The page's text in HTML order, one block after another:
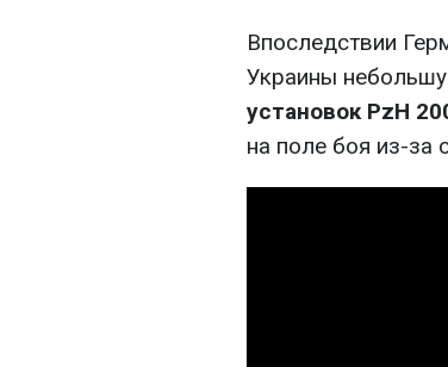
Впоследствии
Украины
установок PzH
на поле боя из-за